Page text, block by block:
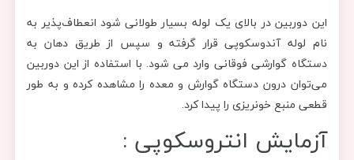
این دوربین در بالای یک لوله بسیار طولانی شود انعطاف‌پذیر به
نام لوله آندوسکوپی قرار گرفته و سپس از طریق دهان به
دستگاه گوارشی فوقانی وارد می شود. با استفاده از این دوربین
می‌توان درون دستگاه گوارش و معده را مشاهده کرده و به طور
قطعی منبع خونریزی را پیدا کرد.
آزمایش انتروسکوپی :